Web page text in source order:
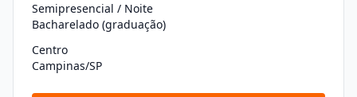
Semipresencial / Noite
Bacharelado (graduação)
Centro
Campinas/SP